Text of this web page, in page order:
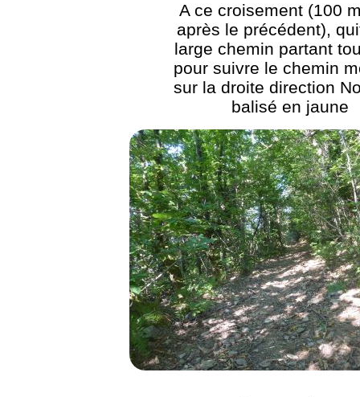
A ce croisement (100
après le précédent),
large chemin partant
pour suivre le chemin
sur la droite direction
balisé en jaune